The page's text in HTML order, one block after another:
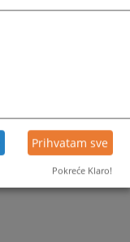
Prihvatam sve
Pokreće Klaro!